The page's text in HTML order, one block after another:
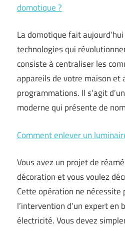
domotique ?
La domotique fait
technologies qui
consiste à centraliser les
appareils de votre maison et
programmations. Il s’agit
moderne qui présente de
Comment enlever un
Vous avez un projet de
décoration et vous voulez
Cette opération ne nécessite
l’intervention d’un expert en
électricité. Vous devez